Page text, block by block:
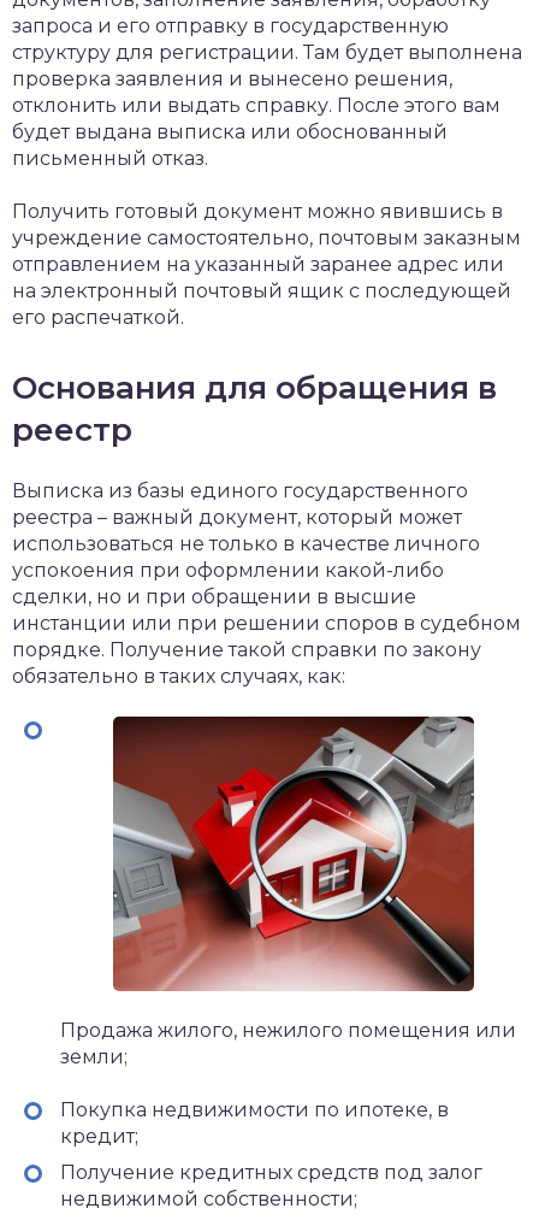
запроса и его отправку в государственную
структуру для регистрации. Там будет выполнена
проверка заявления и вынесено решения,
отклонить или выдать справку. После этого вам
будет выдана выписка или обоснованный
письменный отказ.
Получить готовый документ можно явившись в
учреждение самостоятельно, почтовым заказным
отправлением на указанный заранее адрес или
на электронный почтовый ящик с последующей
его распечаткой.
Основания для обращения в
реестр
Выписка из базы единого государственного
реестра – важный документ, который может
использоваться не только в качестве личного
успокоения при оформлении какой-либо
сделки, но и при обращении в высшие
инстанции или при решении споров в судебном
порядке. Получение такой справки по закону
обязательно в таких случаях, как:
Продажа жилого, нежилого помещения или
земли;
Покупка недвижимости по ипотеке, в
кредит;
Получение кредитных средств под залог
недвижимой собственности;